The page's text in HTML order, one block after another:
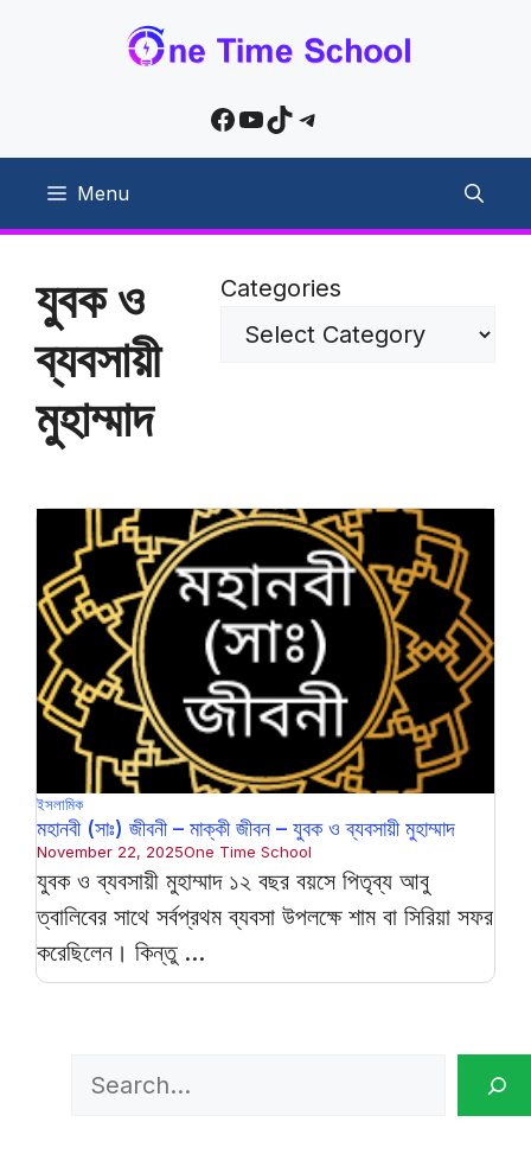
Facebook
YouTube
TikTokTelegram
Menu
যুবক ও
ব্যবসায়ী
মুহাম্মাদ
Categories
ইসলামিক
মহানবী (সাঃ) জীবনী – মাক্কী জীবন – যুবক ও ব্যবসায়ী মুহাম্মাদ
November 22, 2025One Time School
যুবক ও ব্যবসায়ী মুহাম্মাদ ১২ বছর বয়সে পিতৃব্য আবু
ত্বালিবের সাথে সর্বপ্রথম ব্যবসা উপলক্ষে শাম বা সিরিয়া সফর
করেছিলেন। কিন্তু ...
Search